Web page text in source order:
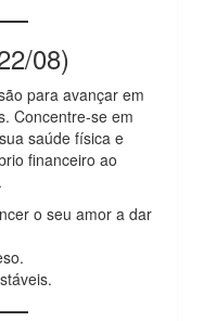
08)
para avançar em
Concentre-se em
saúde física e
financeiro ao
o seu amor a dar